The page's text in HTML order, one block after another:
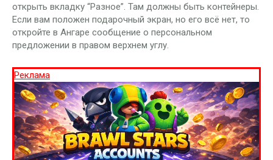
открыть вкладку “Разное”. Там должны быть контейнеры.
Если вам положен подарочный экран, но его всё нет, то
откройте в Ангаре сообщение о персональном
предложении в правом верхнем углу.
Реклама